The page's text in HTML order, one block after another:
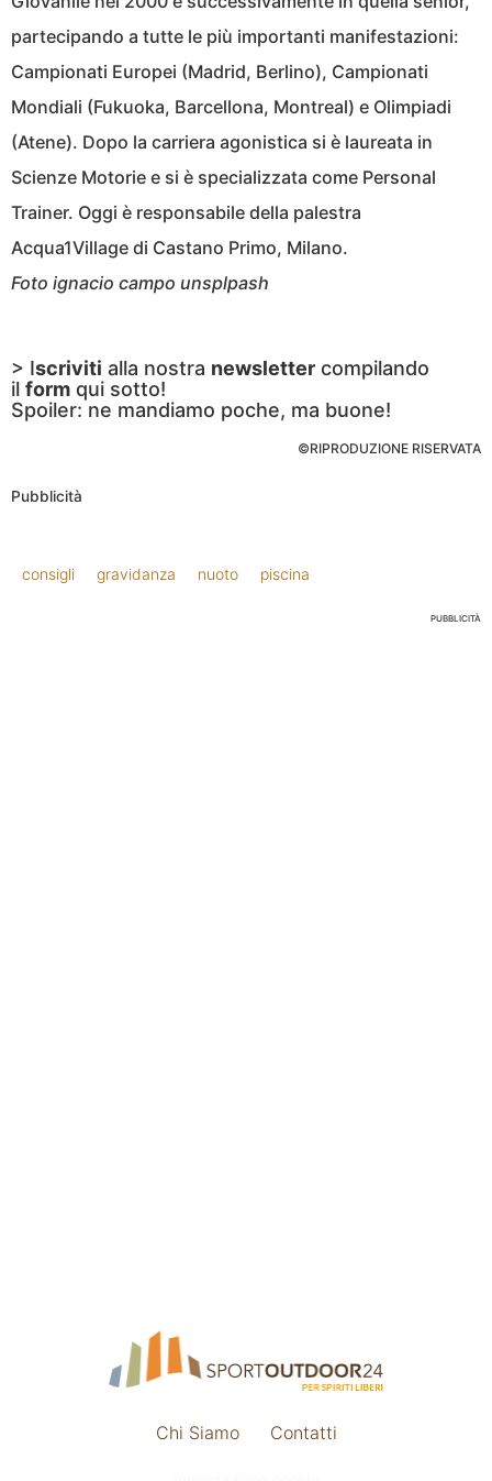
partecipando a tutte le più importanti manifestazioni:
Campionati Europei (Madrid, Berlino), Campionati
Mondiali (Fukuoka, Barcellona, Montreal) e Olimpiadi
(Atene). Dopo la carriera agonistica si è laureata in
Scienze Motorie e si è specializzata come Personal
Trainer. Oggi è responsabile della palestra
Acqua1Village di Castano Primo, Milano.
Foto ignacio campo unsplpash
> Iscriviti alla nostra newsletter compilando
il form qui sotto!
Spoiler: ne mandiamo poche, ma buone!
©RIPRODUZIONE RISERVATA
Pubblicità
consigli gravidanza nuoto piscina
PUBBLICITÀ
Chi Siamo Contatti